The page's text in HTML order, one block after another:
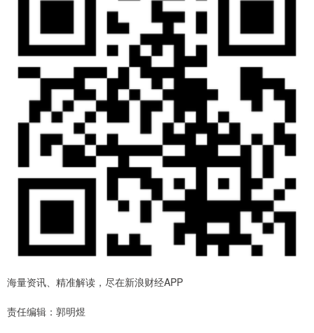
海量资讯、精准解读，尽在新浪财经APP
责任编辑：郭明煜